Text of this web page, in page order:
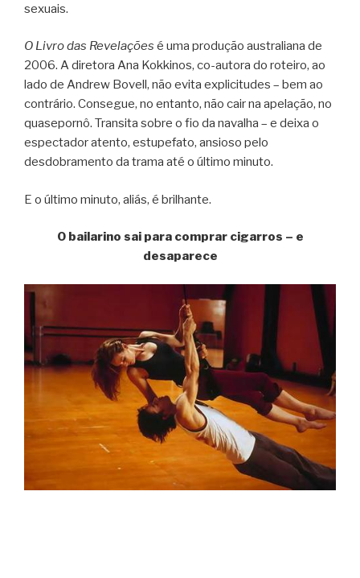
sexuais.
O Livro das Revelações é uma produção australiana de
2006. A diretora Ana Kokkinos, co-autora do roteiro, ao
lado de Andrew Bovell, não evita explicitudes – bem ao
contrário. Consegue, no entanto, não cair na apelação, no
quasepornô. Transita sobre o fio da navalha – e deixa o
espectador atento, estupefato, ansioso pelo
desdobramento da trama até o último minuto.
E o último minuto, aliás, é brilhante.
O bailarino sai para comprar cigarros – e
desaparece